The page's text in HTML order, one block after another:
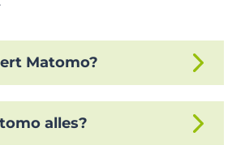
Matomo?
auf dem eigenen Server
alles?